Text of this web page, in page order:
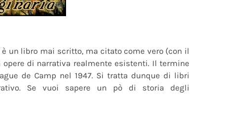
è un libro mai scritto, ma citato come vero (con il
di narrativa realmente esistenti. Il termine
de Camp nel 1947. Si tratta dunque di libri
Se vuoi sapere un pò di storia degli